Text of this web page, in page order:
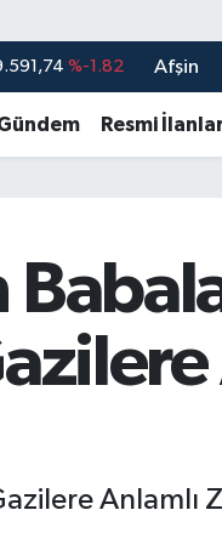
%0.02
%0.18
%-1.82
Afşin
Resmi
Anlamlı